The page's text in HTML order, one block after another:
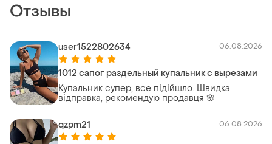
Отзывы
user1522802634 06.08.2026
1012 сапог раздельный купальник с вырезами
Купальник супер, все підійшло. Швидка
відправка, рекомендую продавця 🌸
qzpm21 06.08.2026